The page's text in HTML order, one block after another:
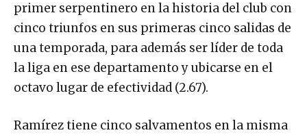
primer serpentinero en la historia del club con
cinco triunfos en sus primeras cinco salidas de
una temporada, para además ser líder de toda
la liga en ese departamento y ubicarse en el
octavo lugar de efectividad (2.67).
Ramírez tiene cinco salvamentos en la misma